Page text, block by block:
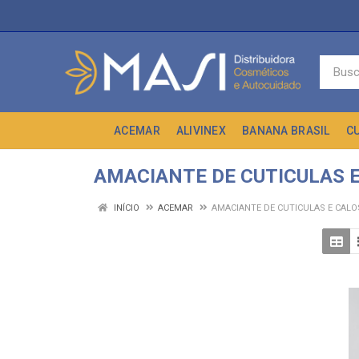
ACEMAR ALIVINEX BANANA BRASIL
AMACIANTE DE CUTICULAS
INÍCIO ACEMAR AMACIANTE DE CUTICULAS E